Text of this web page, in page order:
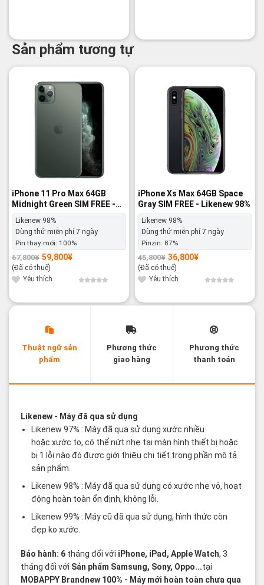
Sản phẩm tương tự
-12%
iPhone 11 Pro Max 64GB
Midnight Green SIM FREE -
Likenew 98%
Likenew 98%
Dùng thử miễn phí 7 ngày
Pin thay mới: 100%
67,800¥
Giá
gốc
là:
67,800¥.
59,800¥
Giá
hiện
tại
là:
59,800¥.
(Đã có thuế)
Yêu thích
iPhone Xs Max 64GB Space
Gray SIM FREE - Likenew 98%
Likenew 98%
Dùng thử miễn phí 7 ngày
Pinzin: 87%
45,800¥
Giá
gốc
là:
45,800¥.
36,800¥
Giá
hiện
tại
là:
36,800¥.
(Đã có thuế)
Yêu thích
Thuật ngữ sản
phẩm
Phương thức
giao hàng
Phương thức
thanh toán
Likenew- Máy đã qua sử dụng
Likenew 97% : Máy đã qua sử dụng xước nhiều
hoặc xước to, có thể nứt nhẹ tại màn hình thiết bị hoặc
bị 1 lỗi nào đó được giới thiệu chi tiết trong phần mô tả
sản phẩm.
Likenew 98% : Máy đã qua sử dụng có xước nhẹ vỏ, hoạt
động hoàn toàn ổn định, không lỗi.
Likenew 99% : Máy cũ đã qua sử dụng, hình thức còn
đẹp ko xước.
Bảo hành: 6 tháng đối với iPhone, iPad, Apple Watch, 3
tháng đối với Sản phẩm Samsung, Sony, Oppo...tại
MOBAPPY Brandnew 100% - Máy mới hoàn toàn chưa qua